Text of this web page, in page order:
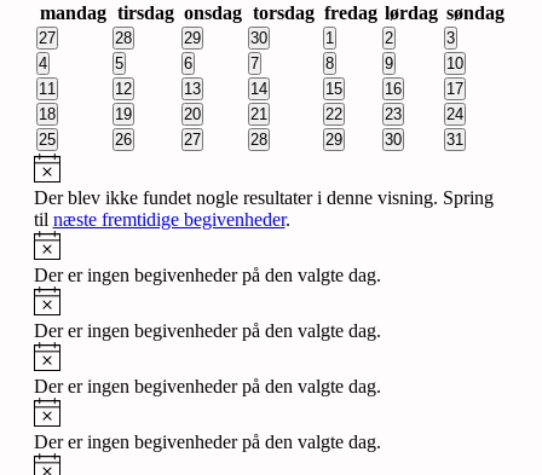
af
Begivenheder
mandag tirsdag onsdag torsdag fredag lørdag søndag
0
begivenheder
27
0
begivenheder
28
0
begivenheder
29
0
begivenheder
30
0
begivenheder
1
0
begivenheder
2
0
begivenheder
3
0
begivenheder
4
0
begivenheder
5
0
begivenheder
6
0
begivenheder
7
0
begivenheder
8
0
begivenheder
9
0
begivenheder
10
0
begivenheder
11
0
begivenheder
12
0
begivenheder
13
0
begivenheder
14
0
begivenheder
15
0
begivenheder
16
0
begivenheder
17
0
begivenheder
18
0
begivenheder
19
0
begivenheder
20
0
begivenheder
21
0
begivenheder
22
0
begivenheder
23
0
begivenheder
24
0
begivenheder
25
0
begivenheder
26
0
begivenheder
27
0
begivenheder
28
0
begivenheder
29
0
begivenheder
30
0
begivenheder
31
Notice
Der blev ikke fundet nogle resultater i denne visning. Spring
til næste fremtidige begivenheder.
Notice
Der er ingen begivenheder på den valgte dag.
Notice
Der er ingen begivenheder på den valgte dag.
Notice
Der er ingen begivenheder på den valgte dag.
Notice
Der er ingen begivenheder på den valgte dag.
Notice